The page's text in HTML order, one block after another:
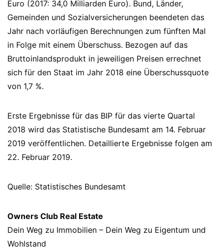
Euro (2017: 34,0 Milliarden Euro). Bund, Länder,
Gemeinden und Sozialversicherungen beendeten das
Jahr nach vorläufigen Berechnungen zum fünften Mal
in Folge mit einem Überschuss. Bezogen auf das
Bruttoinlandsprodukt in jeweiligen Preisen errechnet
sich für den Staat im Jahr 2018 eine Überschussquote
von 1,7 %.
Erste Ergebnisse für das BIP für das vierte Quartal
2018 wird das Statistische Bundesamt am 14. Februar
2019 veröffentlichen. Detaillierte Ergebnisse folgen am
22. Februar 2019.
Quelle: Statistisches Bundesamt
Owners Club Real Estate
Dein Weg zu Immobilien – Dein Weg zu Eigentum und
Wohlstand